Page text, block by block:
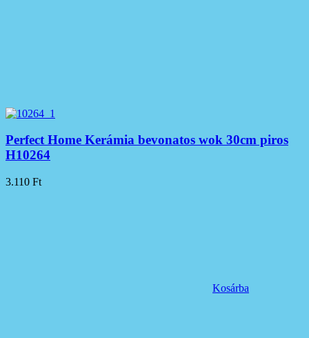
Perfect Home Kerámia bevonatos wok 30cm piros
H10264
3.110 Ft
Kosárba